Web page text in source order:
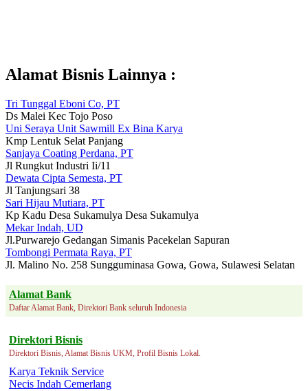
Alamat Bisnis Lainnya :
Tri Tunggal Eboni Co, PT
Ds Malei Kec Tojo Poso
Uni Seraya Unit Sawmill Ex Bina Karya
Kmp Lentuk Selat Panjang
Sanjaya Coating Perdana, PT
Jl Rungkut Industri Ii/11
Dewata Cipta Semesta, PT
Jl Tanjungsari 38
Sari Hijau Mutiara, PT
Kp Kadu Desa Sukamulya Desa Sukamulya
Mekar Indah, UD
Jl.Purwarejo Gedangan Simanis Pacekelan Sapuran
Tombongi Permata Raya, PT
Jl. Malino No. 258 Sungguminasa Gowa, Gowa, Sulawesi Selatan
Alamat Bank
Daftar Alamat Bank, Direktori Bank seluruh Indonesia
Direktori Bisnis
Direktori Bisnis, Alamat Bisnis UKM, Profil Bisnis Lokal.
Karya Teknik Service
Necis Indah Cemerlang